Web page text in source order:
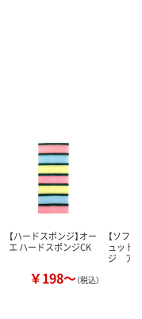
【ハードスポンジ】オー
エ ハードスポンジCK
￥198～（税込）
【ソフ
ュット
ジ アソ